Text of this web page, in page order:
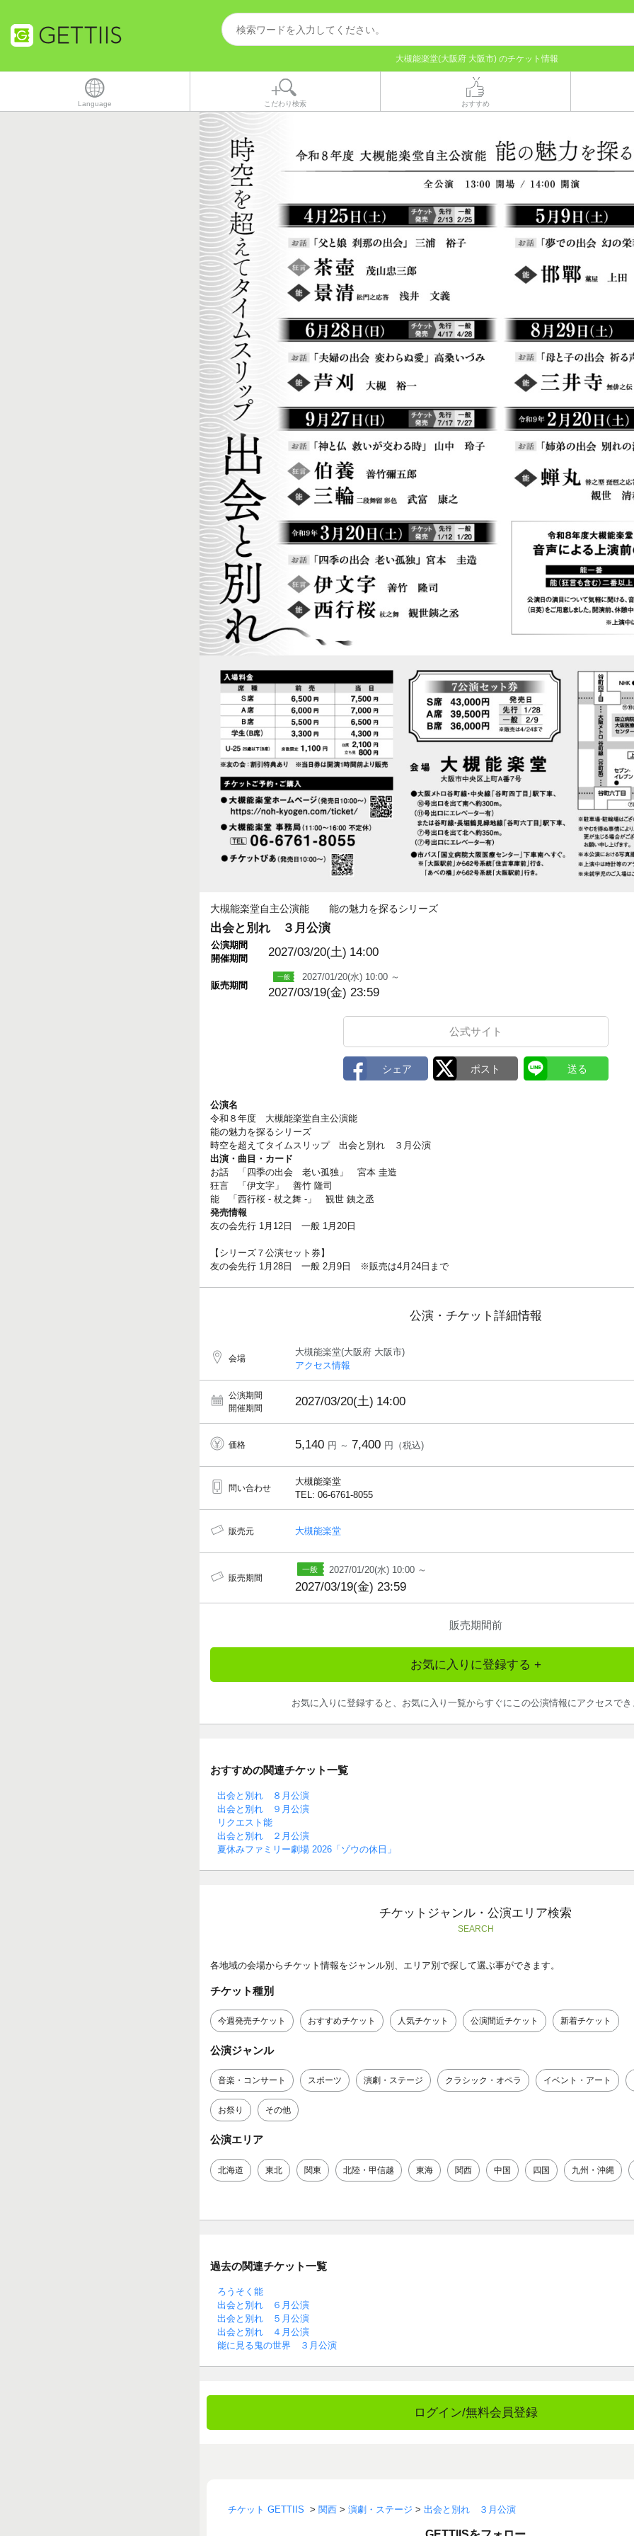
大槻能楽堂(大阪府 大阪市) のチケット情報
Language こだわり検索 おすすめ
大槻能楽堂自主公演能 能の魅力を探るシリーズ
出会と別れ ３月公演
公演期間
開催期間
2027/03/20(土) 14:00
販売期間
2027/01/20(水) 10:00 ～
2027/03/19(金) 23:59
公式サイト
公演名
令和８年度 大槻能楽堂自主公演能
能の魅力を探るシリーズ
時空を超えてタイムスリップ 出会と別れ ３月公演
出演・曲目・カード
お話 「四季の出会 老い孤独」 宮本 圭造
狂言 「伊文字」 善竹 隆司
能 「西行桜 - 杖之舞 -」 観世 銕之丞
発売情報
友の会先行 1月12日 一般 1月20日
【シリーズ７公演セット券】
友の会先行 1月28日 一般 2月9日 ※販売は4月24日まで
公演・チケット詳細情報
会場
大槻能楽堂(大阪府 大阪市)
アクセス情報
公演期間
開催期間
2027/03/20(土) 14:00
価格 5,140 円 ～ 7,400 円（税込)
問い合わせ
大槻能楽堂
TEL: 06-6761-8055
販売元 大槻能楽堂
販売期間
2027/01/20(水) 10:00 ～
2027/03/19(金) 23:59
販売期間前
お気に入りに登録する +
お気に入りに登録すると、お気に入り一覧からすぐにこの公演情報にアクセスで
おすすめの関連チケット一覧
出会と別れ ８月公演
出会と別れ ９月公演
リクエスト能
出会と別れ ２月公演
夏休みファミリー劇場 2026「ゾウの休日」
チケットジャンル・公演エリア検索
SEARCH
各地域の会場からチケット情報をジャンル別、エリア別で探して選ぶ事ができます。
チケット種別
今週発売チケット おすすめチケット 人気チケット 公演間近チケット 新着チケット
公演ジャンル
音楽・コンサート スポーツ 演劇・ステージ クラシック・オペラ イベント・アート
お祭り その他
公演エリア
北海道 東北 関東 北陸・甲信越 東海 関西 中国 四国 九州・沖縄
過去の関連チケット一覧
ろうそく能
出会と別れ ６月公演
出会と別れ ５月公演
出会と別れ ４月公演
能に見る鬼の世界 ３月公演
ログイン/無料会員登録
チケット GETTIIS > 関西 > 演劇・ステージ > 出会と別れ ３月公演